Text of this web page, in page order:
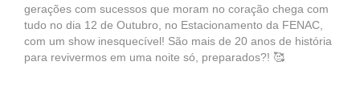
gerações com sucessos que moram no coração chega com
tudo no dia 12 de Outubro, no Estacionamento da FENAC,
com um show inesquecível! São mais de 20 anos de história
para revivermos em uma noite só, preparados?! 🥰